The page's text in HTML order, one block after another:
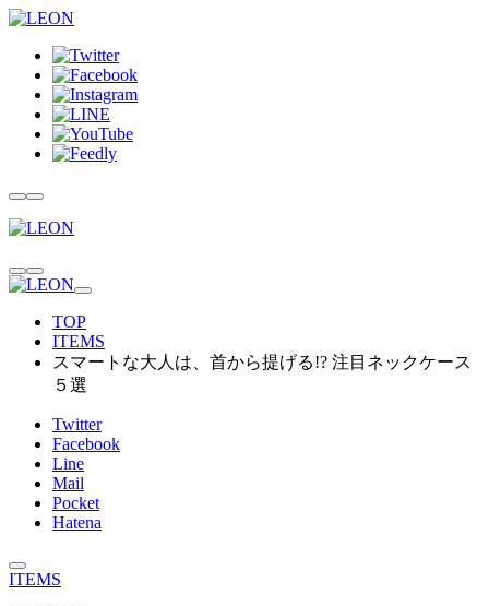
TOP
ITEMS
スマートな大人は、首から提げる!? 注目ネックケース
５選
Twitter
Facebook
Line
Mail
Pocket
Hatena
ITEMS